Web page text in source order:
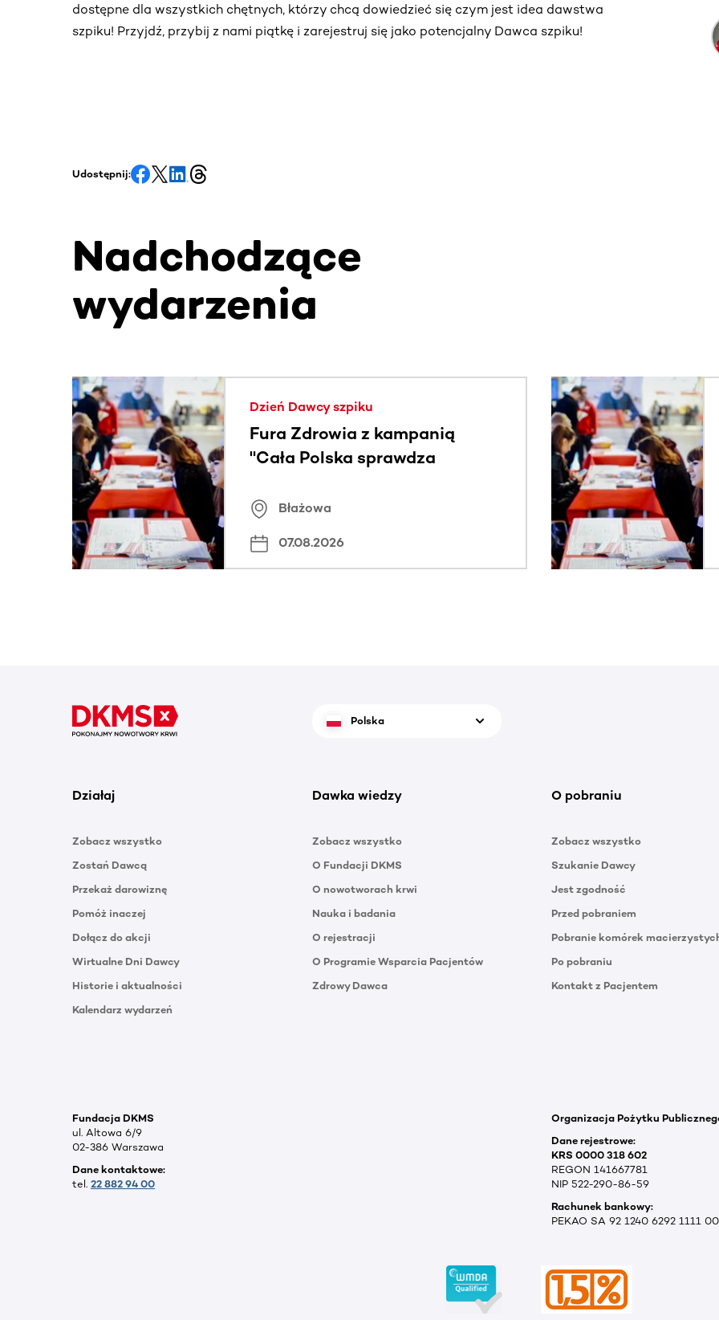
dostępne dla wszystkich chętnych, którzy chcą dowiedzieć się czym jest idea dawstwa
szpiku! Przyjdź, przybij z nami piątkę i zarejestruj się jako potencjalny Dawca szpiku!
Udostępnij:
Nadchodzące
wydarzenia
Ta sekcja zawiera treści przewijane w poziomie. Użyj klawisza Tab lub przesuń palcem, aby zobaczyć
Dzień Dawcy szpiku
Fura Zdrowia z kampanią
"Cała Polska sprawdza
Błażowa
07.08.2026
Polska
Działaj
Zobacz wszystko
Zostań Dawcą
Przekaż darowiznę
Pomóż inaczej
Dołącz do akcji
Wirtualne Dni Dawcy
Historie i aktualności
Kalendarz wydarzeń
Dawka wiedzy
Zobacz wszystko
O Fundacji DKMS
O nowotworach krwi
Nauka i badania
O rejestracji
O Programie Wsparcia Pacjentów
Zdrowy Dawca
O pobraniu
Zobacz wszystko
Szukanie Dawcy
Jest zgodność
Przed pobraniem
Pobranie komórek
Po pobraniu
Kontakt z Pacjentem
Fundacja DKMS
ul. Altowa 6/9
02-386 Warszawa
Dane kontaktowe:
tel. 22 882 94 00
Organizacja Pożytku
Dane rejestrowe:
KRS 0000 318 602
REGON 141667781
NIP 522-290-86-59
Rachunek bankowy:
PEKAO SA 92 1240 6292 1111